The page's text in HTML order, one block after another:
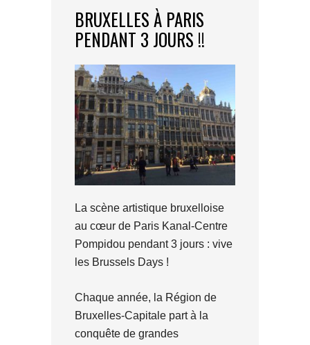
BRUXELLES À PARIS
PENDANT 3 JOURS !!
La scène artistique bruxelloise
au cœur de Paris Kanal-Centre
Pompidou pendant 3 jours : vive
les Brussels Days !
Chaque année, la Région de
Bruxelles-Capitale part à la
conquête de grandes